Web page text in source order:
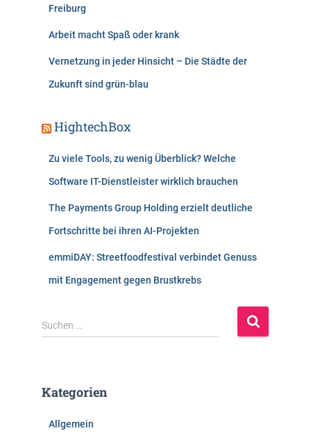
Freiburg
Arbeit macht Spaß oder krank
Vernetzung in jeder Hinsicht – Die Städte der
Zukunft sind grün-blau
HightechBox
Zu viele Tools, zu wenig Überblick? Welche
Software IT-Dienstleister wirklich brauchen
The Payments Group Holding erzielt deutliche
Fortschritte bei ihren AI-Projekten
emmiDAY: Streetfoodfestival verbindet Genuss
mit Engagement gegen Brustkrebs
S
u
n
Suchen …
Kategorien
Allgemein